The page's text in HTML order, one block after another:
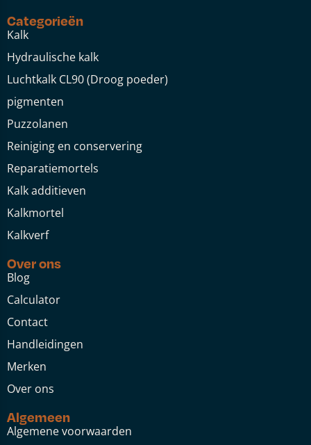
Categorieën
Kalk
Hydraulische kalk
Luchtkalk CL90 (Droog poeder)
pigmenten
Puzzolanen
Reiniging en conservering
Reparatiemortels
Kalk additieven
Kalkmortel
Kalkverf
Over ons
Blog
Calculator
Contact
Handleidingen
Merken
Over ons
Algemeen
Algemene voorwaarden